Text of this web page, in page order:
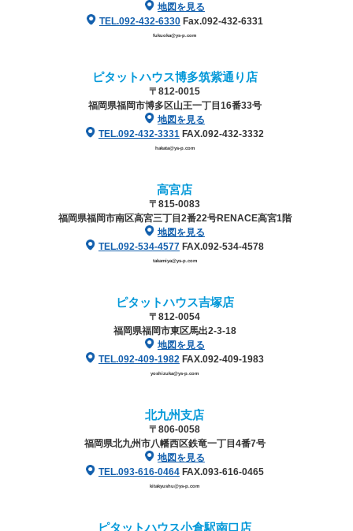
地図を見る
TEL.092-432-6330Fax.092-432-6331
fukuoka@ys-p.com
ピタットハウス博多筑紫通り店
〒812-0015
福岡県福岡市博多区山王一丁目16番33号
地図を見る
TEL.092-432-3331FAX.092-432-3332
hakata@ys-p.com
高宮店
〒815-0083
福岡県福岡市南区高宮三丁目2番22号RENACE高宮1階
地図を見る
TEL.092-534-4577FAX.092-534-4578
takamiya@ys-p.com
ピタットハウス吉塚店
〒812-0054
福岡県福岡市東区馬出2-3-18
地図を見る
TEL.092-409-1982FAX.092-409-1983
yoshizuka@ys-p.com
北九州支店
〒806-0058
福岡県北九州市八幡西区鉄竜一丁目4番7号
地図を見る
TEL.093-616-0464FAX.093-616-0465
kitakyushu@ys-p.com
ピタットハウス小倉駅南口店